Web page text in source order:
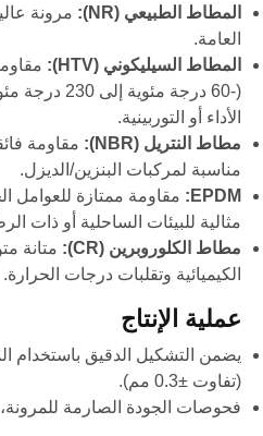
المطاط الطبيعي (NR):
مرونة
العامة.
المطاط السيليكوني (HTV):
(-60 درجة
الأداء أو التوربينية.
مطاط النتريل (NBR):
مقاومة
مناسبة لمركبات البنزين/الديزل.
EPDM:
مقاومة ممتازة للعوامل
مثالية للبيئات الساحلية أو ذات
مطاط الكلوروبرين (CR):
متانة
الكيميائية وتقلبات درجات الحرارة.
عملية الإنتاج
يضمن التشكيل الدقيق باستخدام
(تفاوت ±0.3 مم).
فحوصات الجودة الصارمة للمرونة،